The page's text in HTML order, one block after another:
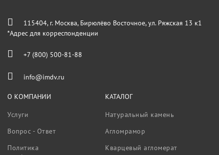
115404, г. Москва, Бирюлёво Восточное, ул. Ряжская 13 к1
*Адрес для корреспонденции
+7 (800) 500-81-88
info@imdv.ru
О КОМПАНИИ
Услуги
Вопрос - Ответ
Политика
КАТАЛОГ
Натуральный камень
Агломрамор
Кварцевый агломерат